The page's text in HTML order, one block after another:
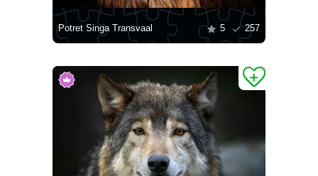
Potret Singa Transvaal 5 257